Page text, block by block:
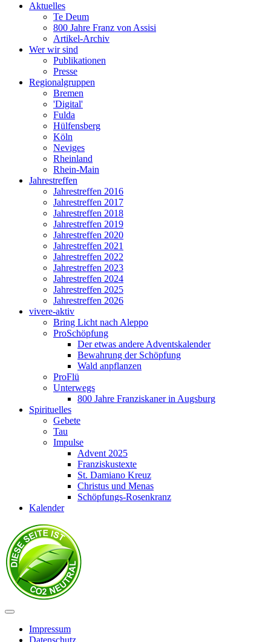
Aktuelles
Te Deum
800 Jahre Franz von Assisi
Artikel-Archiv
Wer wir sind
Publikationen
Presse
Regionalgruppen
Bremen
'Digital'
Fulda
Hülfensberg
Köln
Neviges
Rheinland
Rhein-Main
Jahrestreffen
Jahrestreffen 2016
Jahrestreffen 2017
Jahrestreffen 2018
Jahrestreffen 2019
Jahrestreffen 2020
Jahrestreffen 2021
Jahrestreffen 2022
Jahrestreffen 2023
Jahrestreffen 2024
Jahrestreffen 2025
Jahrestreffen 2026
vivere-aktiv
Bring Licht nach Aleppo
ProSchöpfung
Der etwas andere Adventskalender
Bewahrung der Schöpfung
Wald anpflanzen
ProFlü
Unterwegs
800 Jahre Franziskaner in Augsburg
Spirituelles
Gebete
Tau
Impulse
Advent 2025
Franziskustexte
St. Damiano Kreuz
Christus und Menas
Schöpfungs-Rosenkranz
Kalender
Impressum